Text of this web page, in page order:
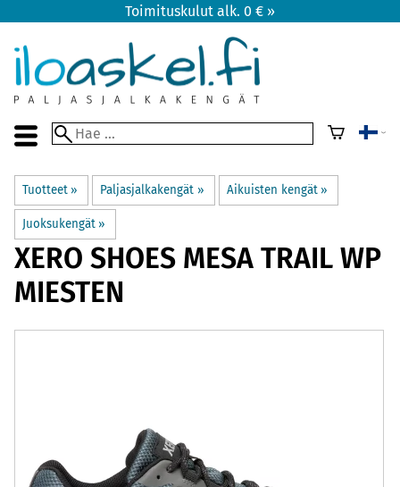
Toimituskulut alk. 0 € »
Tuotteet ‪» Paljasjalkakengät ‪» Aikuisten kengät ‪»
Juoksukengät ‪»
XERO SHOES MESA TRAIL WP
MIESTEN